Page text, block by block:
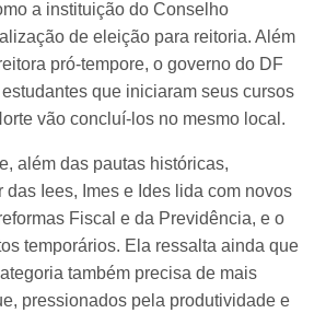
a instituição do Conselho
de eleição para reitoria. Além
pró-tempore, o governo do DF
que iniciaram seus cursos
vão concluí-los no mesmo local.
além das pautas históricas,
das Iees, Imes e Ides lida com novos
Fiscal e da Previdência, e o
temporários. Ela ressalta ainda que
também precisa de mais
pressionados pela produtividade e